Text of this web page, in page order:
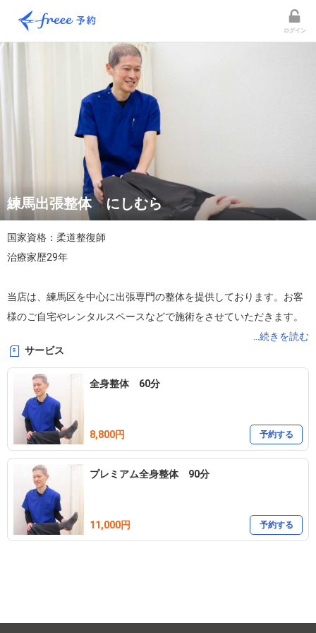
ログイン
練馬出張整体 にしむら
国家資格：柔道整復師
治療家歴29年
当店は、練馬区を中心に出張専門の整体を提供しております。お客
様のご自宅やレンタルスペースなどで施術をさせていただきます。
腰痛、脊柱管狭窄症、五十肩、変形性膝関節症などの痛みでお悩み
の方に最適な施術をご提供いたします。
ボキボキしないソフトな力で深部から筋膜の癒着を取っていきま
す。
痛いのが苦手な方も安心して受けて頂ける施術です。
＊急性のギックリ腰には対応しておりません。
【予約方法】
お電話または、予約フォームからご予約ください。
...続きを読む
サービス
全身整体 60分
8,800円 予約する
プレミアム全身整体 90分
11,000円 予約する